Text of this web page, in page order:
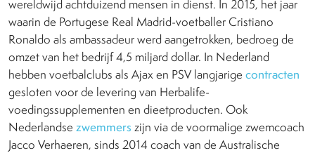
wereldwijd achtduizend mensen in dienst. In 2015, het jaar
waarin de Portugese Real Madrid-voetballer Cristiano
Ronaldo als ambassadeur werd aangetrokken, bedroeg de
omzet van het bedrijf 4,5 miljard dollar. In Nederland
hebben voetbalclubs als Ajax en PSV langjarige contracten
gesloten voor de levering van Herbalife-
voedingssupplementen en dieetproducten. Ook
Nederlandse zwemmers zijn via de voormalige zwemcoach
Jacco Verhaeren, sinds 2014 coach van de Australische